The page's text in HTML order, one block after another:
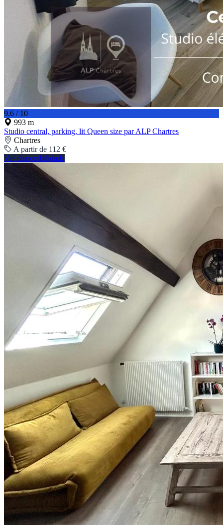
9.6 / 10
993 m
Studio central, parking, lit Queen size par ALP Chartres
Chartres
A partir de 112 €
Ver disponibilidade